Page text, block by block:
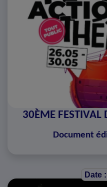
30ÈME FESTIVAL
Document
Date